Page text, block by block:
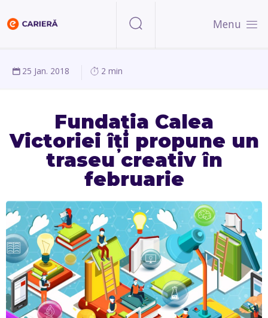
Menu
25 Jan. 2018 2 min
Fundația Calea
Victoriei îți propune un
traseu creativ în
februarie